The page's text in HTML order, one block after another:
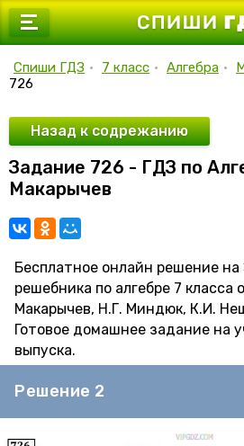
7 класс
9 класс
10 класс
11 класс
Спиши ГДЗ • 7 класс • Алгебра •
726
Назад к содрежанию
Задание 726 - ГДЗ по
Макарычев
Бесплатное онлайн решение
решебника по алгебре 7 класса
Макарычев, Н.Г. Миндюк, К.И.
Готовое домашнее задание на
выпуска.
Решение 2